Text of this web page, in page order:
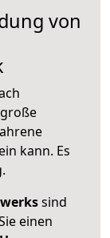
von
kann. Es
sind
einen